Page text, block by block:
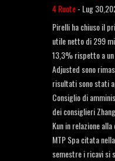
4 Ruote- Lug
Pirelli ha chiuso il
utile netto di 299
13,3% rispetto a
Adjusted sono
risultati sono stati
Consiglio di
dei consiglieri
Kun in relazione
MTP Spa citata
semestre i ricavi si